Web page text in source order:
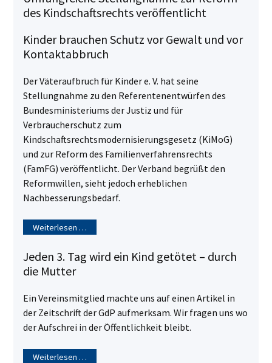
des Kindschaftsrechts veröffentlicht
Kinder brauchen Schutz vor Gewalt und vor
Kontaktabbruch
Der Väteraufbruch für Kinder e. V. hat seine
Stellungnahme zu den Referentenentwürfen des
Bundesministeriums der Justiz und für
Verbraucherschutz zum
Kindschaftsrechtsmodernisierungsgesetz (KiMoG)
und zur Reform des Familienverfahrensrechts
(FamFG) veröffentlicht. Der Verband begrüßt den
Reformwillen, sieht jedoch erheblichen
Nachbesserungsbedarf.
Weiterlesen …
Jeden 3. Tag wird ein Kind getötet – durch
die Mutter
Ein Vereinsmitglied machte uns auf einen Artikel in
der Zeitschrift der GdP aufmerksam. Wir fragen uns wo
der Aufschrei in der Öffentlichkeit bleibt.
Weiterlesen …